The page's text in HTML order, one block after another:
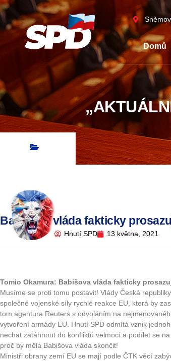
Domů
Babišova vláda fakticky
Hnutí SPD 13 května, 2021
Tomio Okamura: Babišova vláda fakticky
Musíme se proti tomu postavit! Vlády Česká
společné vojenské síly rychlé reakce EU, která by
tom agentura Reuters s odvoláním na
vytvoření armády EU. Hnutí SPD odmítá vznik
nechat zatáhnout do konfliktů velmocí a podílet se
proč by měla Babišova vláda skončit!
Ministři obrany zemí EU se mají podle ČTK věcí